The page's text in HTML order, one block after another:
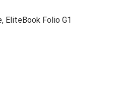
EliteBook Folio G1